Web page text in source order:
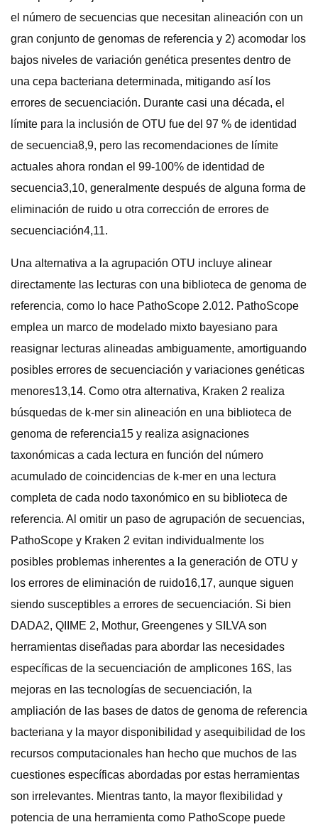
el número de secuencias que necesitan alineación con un
gran conjunto de genomas de referencia y 2) acomodar los
bajos niveles de variación genética presentes dentro de
una cepa bacteriana determinada, mitigando así los
errores de secuenciación. Durante casi una década, el
límite para la inclusión de OTU fue del 97 % de identidad
de secuencia8,9, pero las recomendaciones de límite
actuales ahora rondan el 99-100% de identidad de
secuencia3,10, generalmente después de alguna forma de
eliminación de ruido u otra corrección de errores de
secuenciación4,11.
Una alternativa a la agrupación OTU incluye alinear
directamente las lecturas con una biblioteca de genoma de
referencia, como lo hace PathoScope 2.012. PathoScope
emplea un marco de modelado mixto bayesiano para
reasignar lecturas alineadas ambiguamente, amortiguando
posibles errores de secuenciación y variaciones genéticas
menores13,14. Como otra alternativa, Kraken 2 realiza
búsquedas de k-mer sin alineación en una biblioteca de
genoma de referencia15 y realiza asignaciones
taxonómicas a cada lectura en función del número
acumulado de coincidencias de k-mer en una lectura
completa de cada nodo taxonómico en su biblioteca de
referencia. Al omitir un paso de agrupación de secuencias,
PathoScope y Kraken 2 evitan individualmente los
posibles problemas inherentes a la generación de OTU y
los errores de eliminación de ruido16,17, aunque siguen
siendo susceptibles a errores de secuenciación. Si bien
DADA2, QIIME 2, Mothur, Greengenes y SILVA son
herramientas diseñadas para abordar las necesidades
específicas de la secuenciación de amplicones 16S, las
mejoras en las tecnologías de secuenciación, la
ampliación de las bases de datos de genoma de referencia
bacteriana y la mayor disponibilidad y asequibilidad de los
recursos computacionales han hecho que muchos de las
cuestiones específicas abordadas por estas herramientas
son irrelevantes. Mientras tanto, la mayor flexibilidad y
potencia de una herramienta como PathoScope puede